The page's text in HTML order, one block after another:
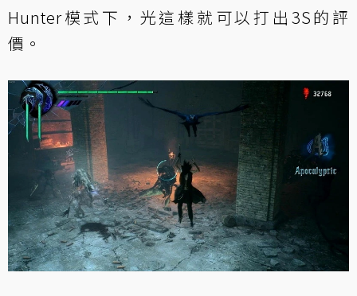
Hunter模式下，光這樣就可以打出3S的評
價。